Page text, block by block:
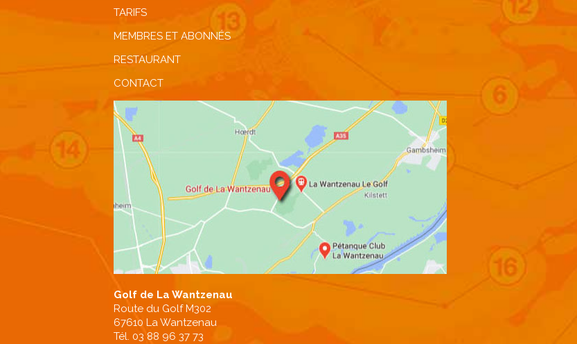
TARIFS
MEMBRES ET ABONNÉS
RESTAURANT
CONTACT
Golf de La Wantzenau
Route du Golf M302
67610 La Wantzenau
Tél. 03 88 96 37 73